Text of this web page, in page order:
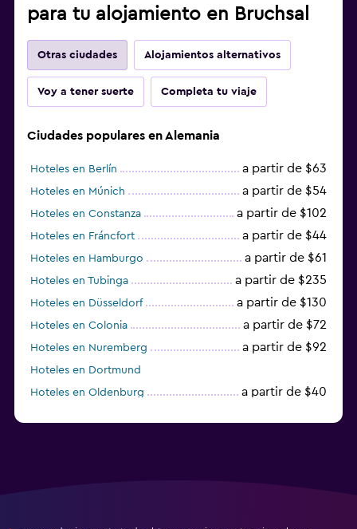
para tu alojamiento en Bruchsal
Otras ciudades Alojamientos alternativos
Voy a tener suerte Completa tu viaje
Ciudades populares en Alemania
Hoteles en Berlín a partir de $63
Hoteles en Múnich a partir de $54
Hoteles en Constanza a partir de $102
Hoteles en Fráncfort a partir de $44
Hoteles en Hamburgo a partir de $61
Hoteles en Tubinga a partir de $235
Hoteles en Düsseldorf a partir de $130
Hoteles en Colonia a partir de $72
Hoteles en Nuremberg a partir de $92
Hoteles en Dortmund
Hoteles en Oldenburg
a partir de $40